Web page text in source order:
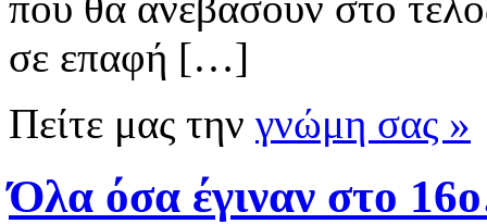
σε επαφή […]
Πείτε μας την γνώμη σας »
Όλα όσα έγιναν στο